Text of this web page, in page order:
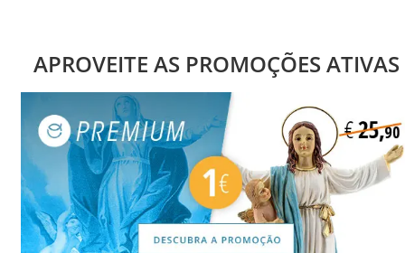
APROVEITE AS PROMOÇÕES ATIVAS